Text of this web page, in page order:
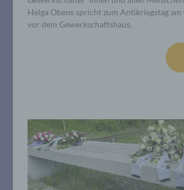
Helga Obens spricht zum Antikriegstag am
vor dem Gewerkschaftshaus.